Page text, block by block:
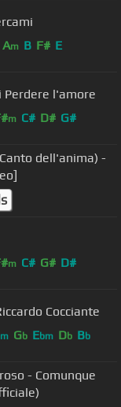
Am B F# E
Perdere l'amore
m C# D# G#
dell'anima) -
m C# G# D#
Cocciante
Gb Ebm Db Bb
- Comunque